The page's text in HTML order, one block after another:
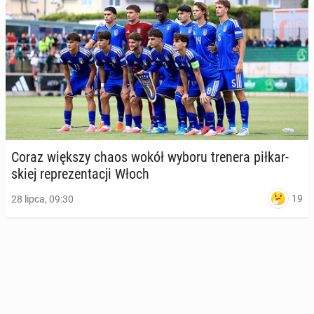
Coraz większy chaos wokół wyboru trenera pił­kar­
skiej re­pre­zen­ta­cji Włoch
28 lipca, 09:30 19